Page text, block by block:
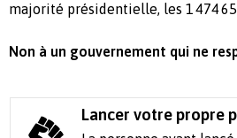
majorité présidentielle, les 1 474
Non à un gouvernement qui ne
Lancer votre propre